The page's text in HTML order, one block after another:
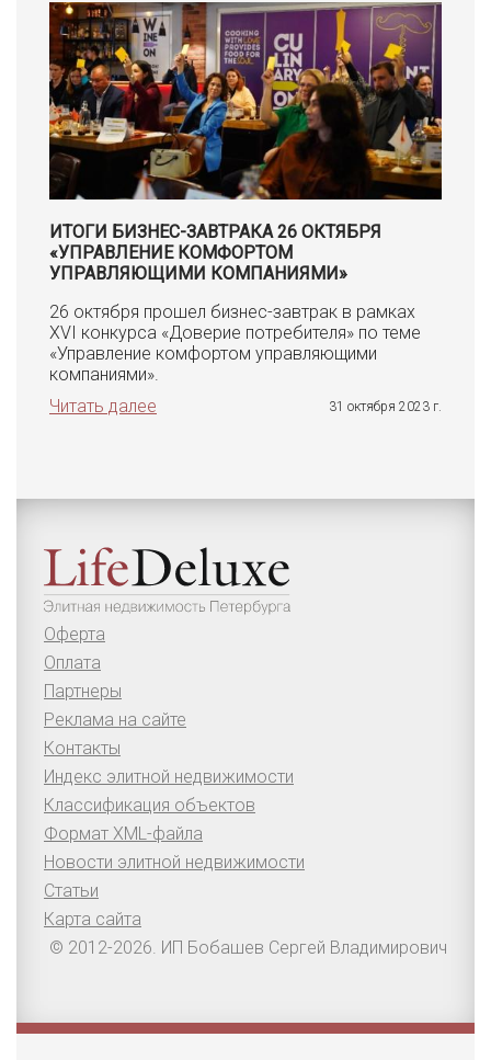
ИТОГИ БИЗНЕС-ЗАВТРАКА 26 ОКТЯБРЯ
«УПРАВЛЕНИЕ КОМФОРТОМ
УПРАВЛЯЮЩИМИ КОМПАНИЯМИ»
26 октября прошел бизнес-завтрак в рамках
XVI конкурса «Доверие потребителя» по теме
«Управление комфортом управляющими
компаниями».
Читать далее
31 октября 2023 г.
Оферта
Оплата
Партнеры
Реклама на сайте
Контакты
Индекс элитной недвижимости
Классификация объектов
Формат XML-файла
Новости элитной недвижимости
Статьи
Карта сайта
© 2012-2026. ИП Бобашев Сергей Владимирович